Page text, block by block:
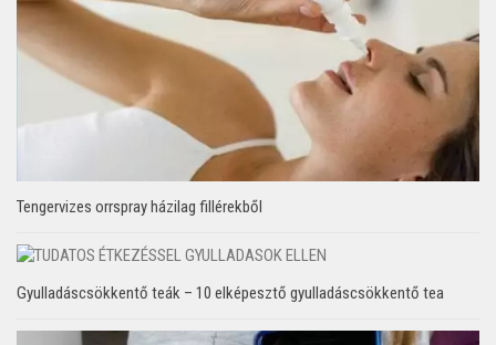
Tengervizes orrspray házilag fillérekből
Gyulladáscsökkentő teák – 10 elképesztő gyulladáscsökkentő tea